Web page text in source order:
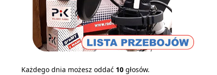
Każdego dnia możesz oddać 10 głosów.